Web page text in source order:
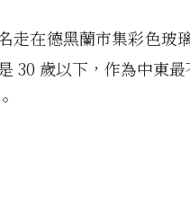
走在德黑蘭市集彩色玻
30 歲以下，作為中東